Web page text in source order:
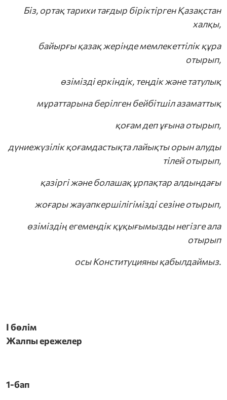
Заңы
заңы
кедергі келтірме!
Бiз, ортақ тарихи тағдыр бiрiктiрген Қазақстан
халқы,
байырғы қазақ жерiнде мемлекеттiлiк құра
отырып,
өзiмiздi еркiндiк, теңдiк және татулық
мұраттарына берiлген бейбiтшiл азаматтық
қоғам деп ұғына отырып,
дүниежүзiлiк қоғамдастықта лайықты орын алуды
тілей отырып,
қазіргі және болашақ ұрпақтар алдындағы
жоғары жауапкершілігімізді сезіне отырып,
өзіміздің егемендік құқығымызды негізге ала
отырып
осы Конституцияны қабылдаймыз.
I бөлім
Жалпы ережелер
1-бап